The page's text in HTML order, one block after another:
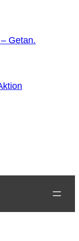
Getan.